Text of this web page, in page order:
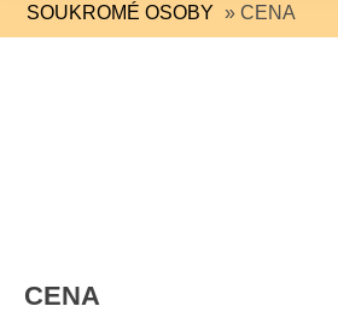
SOUKROMÉ OSOBY »CENA
CENA